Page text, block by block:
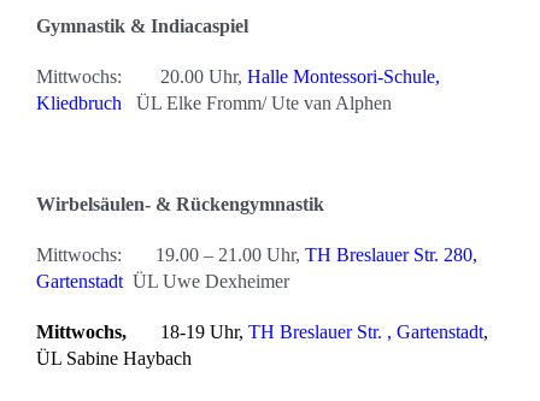
Gymnastik & Indiacaspiel
Mittwochs: 20.00 Uhr, Halle Montessori-Schule,
Kliedbruch
ÜL Elke Fromm/ Ute van Alphen
Wirbelsäulen- & Rückengymnastik
Mittwochs: 19.00 – 21.00 Uhr, TH Breslauer Str. 280,
Gartenstadt ÜL Uwe Dexheimer
Mittwochs, 18-19 Uhr, TH Breslauer Str. , Gartenstadt,
ÜL Sabine Haybach